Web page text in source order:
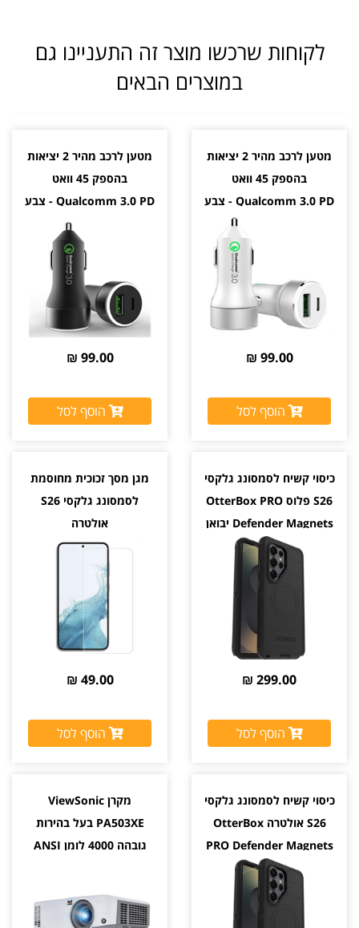
לקוחות שרכשו מוצר זה התעניינו גם
במוצרים הבאים
מטען לרכב מהיר 2 יציאות
בהספק 45 וואט
Qualcomm 3.0 PD - צבע
99.00 ₪
הוסף לסל
מטען לרכב מהיר 2 יציאות
בהספק 45 וואט
Qualcomm 3.0 PD - צבע
99.00 ₪
הוסף לסל
כיסוי קשיח לסמסונג גלקסי
S26 פלוס OtterBox PRO
Defender Magnets יבואן
רשמי צבע שחור
299.00 ₪
הוסף לסל
מגן מסך זכוכית מחוסמת
לסמסונג גלקסי S26
אולטרה
49.00 ₪
הוסף לסל
כיסוי קשיח לסמסונג גלקסי
S26 אולטרה OtterBox
PRO Defender Magnets
יבואן רשמי צבע שחור
מקרן ViewSonic
PA503XE בעל בהירות
גובהה 4000 לומן ANSI